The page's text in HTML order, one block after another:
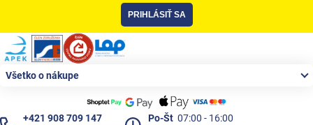
PRIHLÁSIŤ SA
Zápätie
Všetko o nákupe
+421 908 709 147
Po-Št 07:00 - 16:00